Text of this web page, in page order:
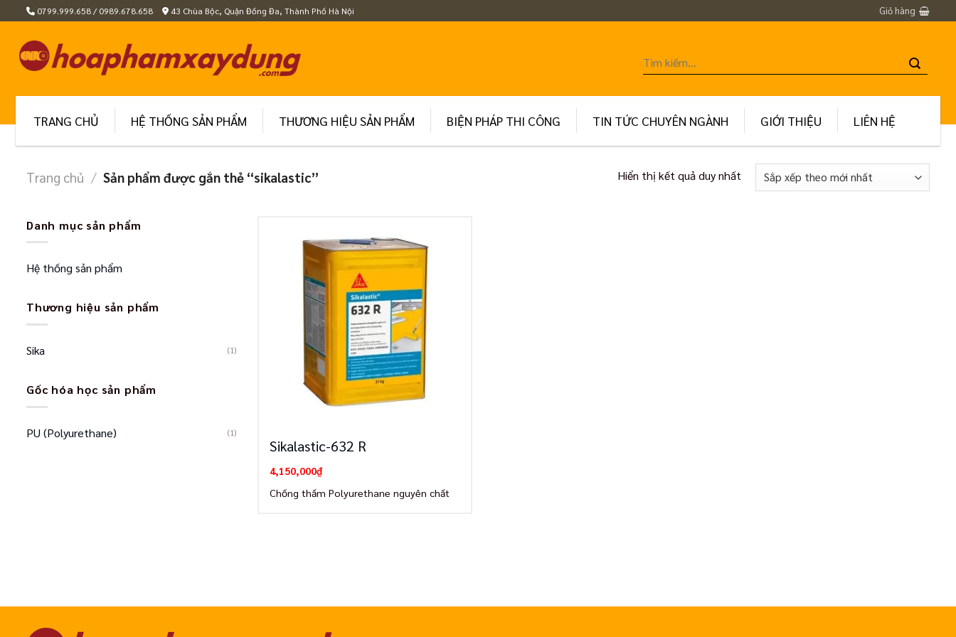
to
content
0799.999.658 / 0989.678.658 43 Chùa Bộc, Quận Đống Đa, Thành Phố Hà Nội Giỏ hàng
Tìm
kiếm:
TRANG CHỦ HỆ THỐNG SẢN PHẨM THƯƠNG HIỆU SẢN PHẨM BIỆN PHÁP THI CÔNG TIN TỨC CHUYÊN NGÀNH GIỚI THIỆU LIÊN HỆ
Trang chủ / Sản phẩm được gắn thẻ “sikalastic” Hiển thị kết quả duy nhất
Danh mục sản phẩm
Hệ thống sản phẩm
Thương hiệu sản phẩm
Sika (1)
Gốc hóa học sản phẩm
PU (Polyurethane) (1)
Sikalastic-632 R
4,150,000₫
Chống thấm Polyurethane nguyên chất